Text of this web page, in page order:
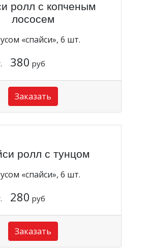
ролл с копченым
лососем
«спайси», 6 шт.
380 руб
Заказать
ролл с тунцом
«спайси», 6 шт.
280 руб
Заказать